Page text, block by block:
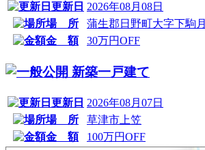
更新日 2026年08月08日
場 所
蒲生郡日野町大字下駒月
金 額
30万円OFF
新築一戸建て
更新日 2026年08月07日
場 所
草津市上笠
金 額
100万円OFF